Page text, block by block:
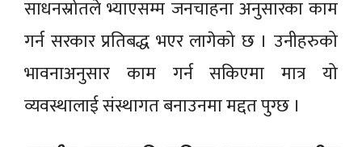
साधनस्रोतले भ्याएसम्म जनचाहना अनुसारका काम
गर्न सरकार प्रतिबद्ध भएर लागेको छ । उनीहरुको
भावनाअनुसार काम गर्न सकिएमा मात्र यो
व्यवस्थालाई संस्थागत बनाउनमा मद्दत पुग्छ ।